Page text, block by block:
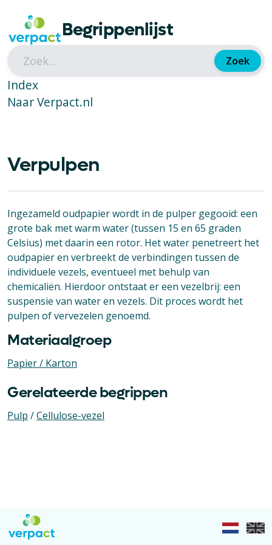
Begrippenlijst
Zoek
Index
Naar Verpact.nl
Verpulpen
Ingezameld oudpapier wordt in de pulper gegooid: een
grote bak met warm water (tussen 15 en 65 graden
Celsius) met daarin een rotor. Het water penetreert het
oudpapier en verbreekt de verbindingen tussen de
individuele vezels, eventueel met behulp van
chemicaliën. Hierdoor ontstaat er een vezelbrij: een
suspensie van water en vezels. Dit proces wordt het
pulpen of vervezelen genoemd.
Materiaalgroep
Papier / Karton
Gerelateerde begrippen
Pulp /Cellulose-vezel